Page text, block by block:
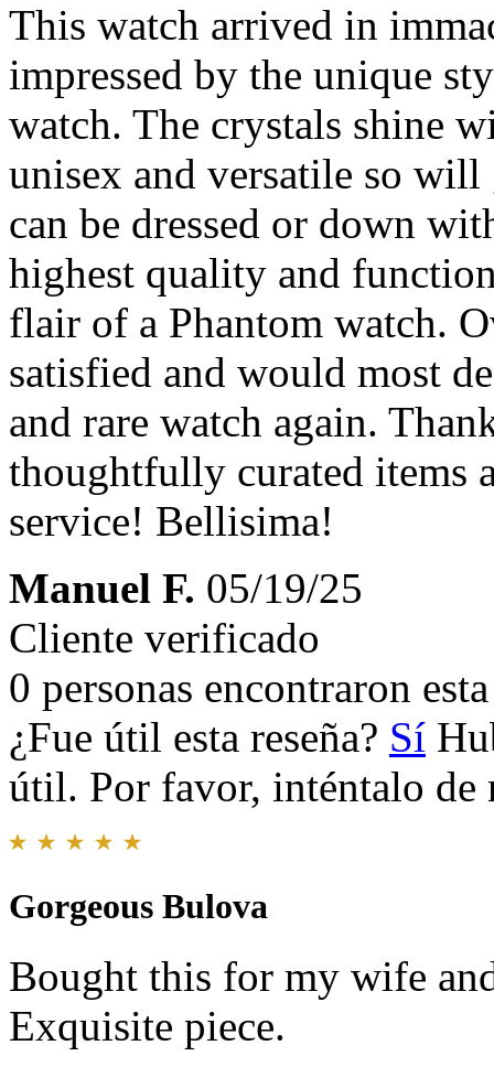
This watch arrived in
impressed by the unique
watch. The crystals shine
unisex and versatile so
can be dressed or down
highest quality and
flair of a Phantom watch.
satisfied and would most
and rare watch again.
thoughtfully curated items
service! Bellisima!
Manuel F. 05/19/25
Cliente verificado
0 personas encontraron
¿Fue útil esta reseña? Sí
útil. Por favor, inténtalo de
Gorgeous Bulova
Bought this for my wife
Exquisite piece.